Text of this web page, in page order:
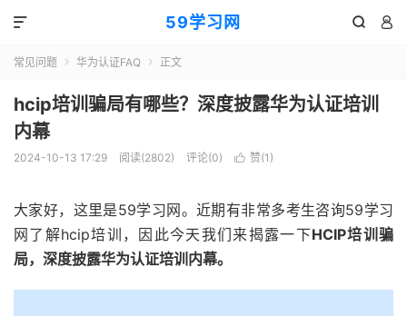
59学习网  

常见问题  华为认证FAQ  正文
hcip培训骗局有哪些？深度披露华为认证培训
内幕
2024-10-13 17:29 阅读(2802) 评论(0)  赞(1 )
大家好，这里是59学习网。近期有非常多考生咨询59学习
网了解hcip培训，因此今天我们来揭露一下HCIP培训骗
局，深度披露华为认证培训内幕。